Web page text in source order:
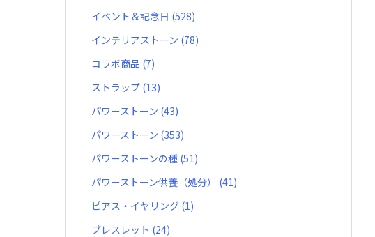
イベント＆記念日 (528)
インテリアストーン (78)
コラボ商品 (7)
ストラップ (13)
パワーストーン (43)
パワーストーン (353)
パワーストーンの種 (51)
パワーストーン供養（処分） (41)
ピアス・イヤリング (1)
ブレスレット (24)